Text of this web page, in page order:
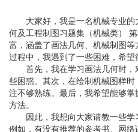
大家好，我是一名机械专业
何及工程制图习题集（机械类）
富，涵盖了画法几何、机械制图
过程中，我遇到了一些困难，希望
首先，我在学习画法几何时
些困惑。其次，在绘制机械图样
注不够熟练。最后，我希望能够
方法。
因此，我想向大家请教一些学
例如，有没有推荐的参考书、网